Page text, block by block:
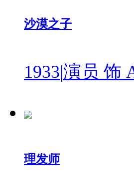
沙漠之子
1933|演员 饰
理发师